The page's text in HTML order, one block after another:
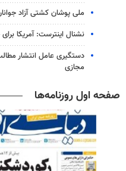
ملی پوشان کشتی آزاد
نشنال اینترست: آمریکا
دستگیری عامل انتشار
مجازی
صفحه اول روزنامه‌ها